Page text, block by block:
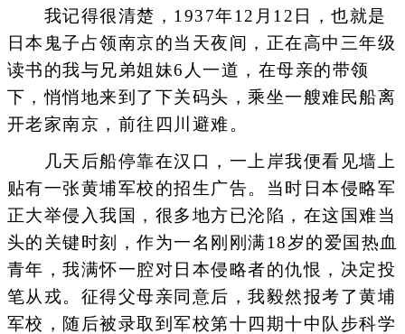
我记得很清楚，1937年12月12日，也就是
日本鬼子占领南京的当天夜间，正在高中三年级
读书的我与兄弟姐妹6人一道，在母亲的带领
下，悄悄地来到了下关码头，乘坐一艘难民船离
开老家南京，前往四川避难。
几天后船停靠在汉口，一上岸我便看见墙上
贴有一张黄埔军校的招生广告。当时日本侵略军
正大举侵入我国，很多地方已沦陷，在这国难当
头的关键时刻，作为一名刚刚满18岁的爱国热血
青年，我满怀一腔对日本侵略者的仇恨，决定投
笔从戎。征得父母亲同意后，我毅然报考了黄埔
军校，随后被录取到军校第十四期十中队步科学